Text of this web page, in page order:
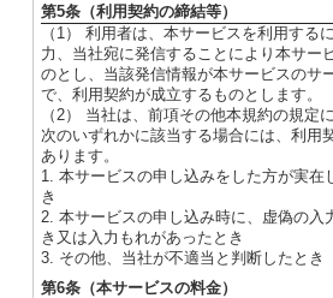
第5条（利用契約の締結等）
（1） 利用者は、本サービスを利用する
力、当社宛に発信することにより本サー
のとし、当該発信情報が本サービスのサ
で、利用契約が成立するものとします。
（2） 当社は、前項その他本規約の規定
次のいずれかに該当する場合には、利用
あります。
1. 本サービスの申し込みをした方が実在
き
2. 本サービスの申し込み時に、虚偽の入
き又は入力もれがあったとき
3. その他、当社が不適当と判断したとき
第6条（本サービスの料金）